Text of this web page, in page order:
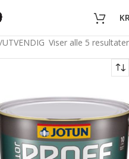
UTVENDIG Viser alle 5 resultater